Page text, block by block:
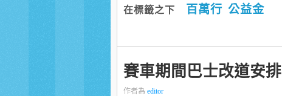
在標籤之下 百萬行 公益金
賽車期間巴士改道安排
作者為 editor